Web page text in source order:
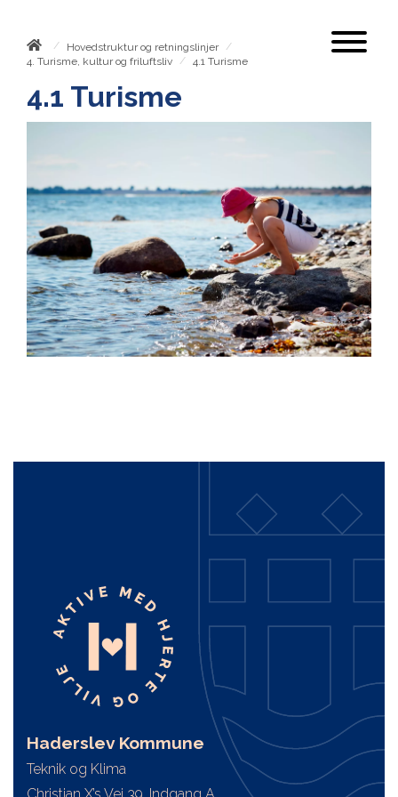
/ Hovedstruktur og retningslinjer
/
4. Turisme, kultur og friluftsliv
/ 4.1 Turisme
4.1 Turisme
Haderslev Kommune
Teknik og Klima